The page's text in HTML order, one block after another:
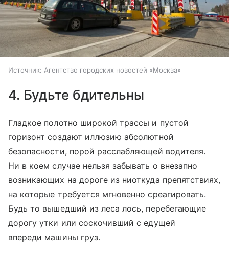
Источник: Агентство городских новостей «Москва»
4. Будьте бдительны
Гладкое полотно широкой трассы и пустой
горизонт создают иллюзию абсолютной
безопасности, порой расслабляющей водителя.
Ни в коем случае нельзя забывать о внезапно
возникающих на дороге из ниоткуда препятствиях,
на которые требуется мгновенно среагировать.
Будь то вышедший из леса лось, перебегающие
дорогу утки или соскочивший с едущей
впереди машины груз.